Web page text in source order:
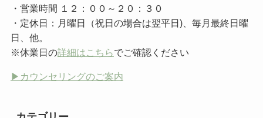
・営業時間 １２：００～２０：３０
・定休日：月曜日（祝日の場合は翌平日)、毎月最終日曜
日、他。
※休業日の詳細はこちらでご確認ください
▶︎カウンセリングのご案内